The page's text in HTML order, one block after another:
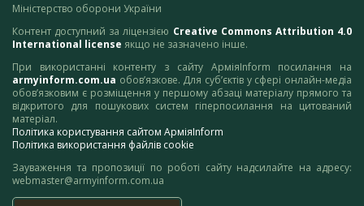
Міністерство оборони України
Контент доступний за ліцензією Creative Commons Attribution 4.0
International license якщо не зазначено інше.
При використанні контенту з сайту АрміяInform посилання на
armyinform.com.ua обов’язкове. Для суб’єктів у сфері онлайн-медіа
обов’язковим є розміщення у першому абзаці матеріалу прямого та
відкритого для пошукових систем гіперпосилання на цитований
матеріал.
Політика користування сайтом АрміяInform
Політика використання файлів cookie
Зауваження та пропозиції по роботі сайту надсилайте на адресу:
webmaster@armyinform.com.ua